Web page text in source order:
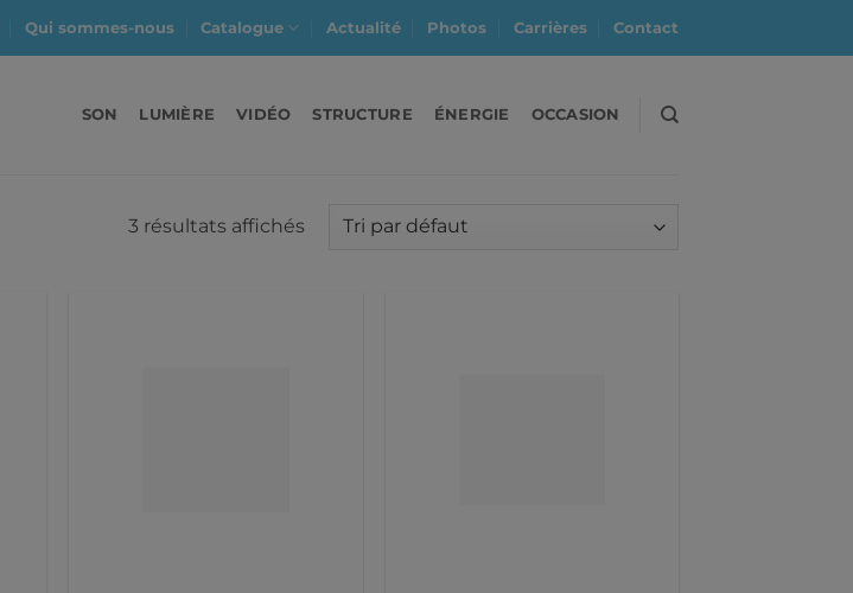
Qui sommes-nous Catalogue Actualité Photos Carrières Contact
SON LUMIÈRE VIDÉO STRUCTURE ÉNERGIE OCCASION
3 résultats affichés